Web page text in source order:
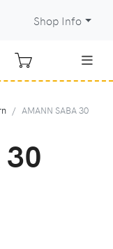
Shop Info
AMANN SABA 30
30